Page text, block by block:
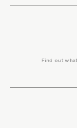
Find out